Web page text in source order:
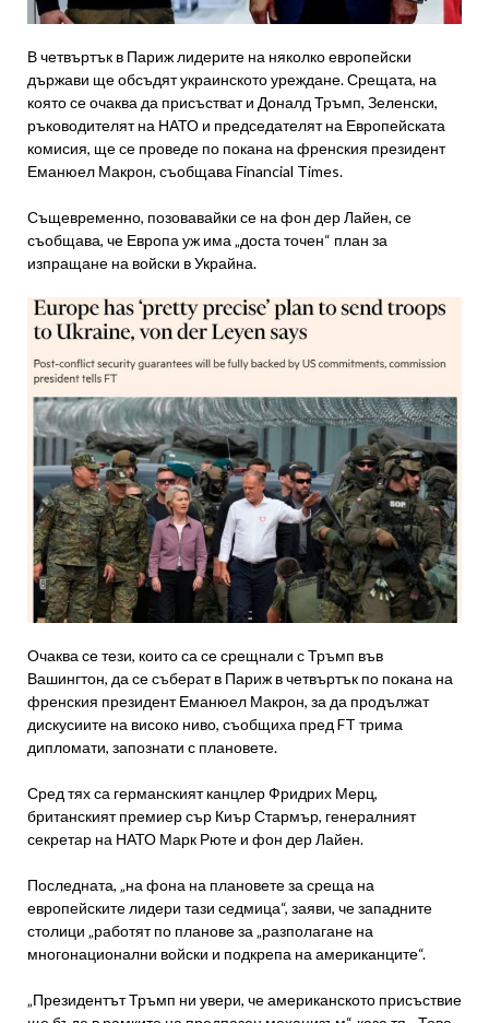
В четвъртък в Париж лидерите на няколко европейски
държави ще обсъдят украинското уреждане. Срещата, на
която се очаква да присъстват и Доналд Тръмп, Зеленски,
ръководителят на НАТО и председателят на Европейската
комисия, ще се проведе по покана на френския президент
Еманюел Макрон, съобщава Financial Times.
Същевременно, позовавайки се на фон дер Лайен, се
съобщава, че Европа уж има „доста точен“ план за
изпращане на войски в Украйна.
Очаква се тези, които са се срещнали с Тръмп във
Вашингтон, да се съберат в Париж в четвъртък по покана на
френския президент Еманюел Макрон, за да продължат
дискусиите на високо ниво, съобщиха пред FT трима
дипломати, запознати с плановете.
Сред тях са германският канцлер Фридрих Мерц,
британският премиер сър Киър Стармър, генералният
секретар на НАТО Марк Рюте и фон дер Лайен.
Последната, „на фона на плановете за среща на
европейските лидери тази седмица“, заяви, че западните
столици „работят по планове за „разполагане на
многонационални войски и подкрепа на американците“.
„Президентът Тръмп ни увери, че американското присъствие